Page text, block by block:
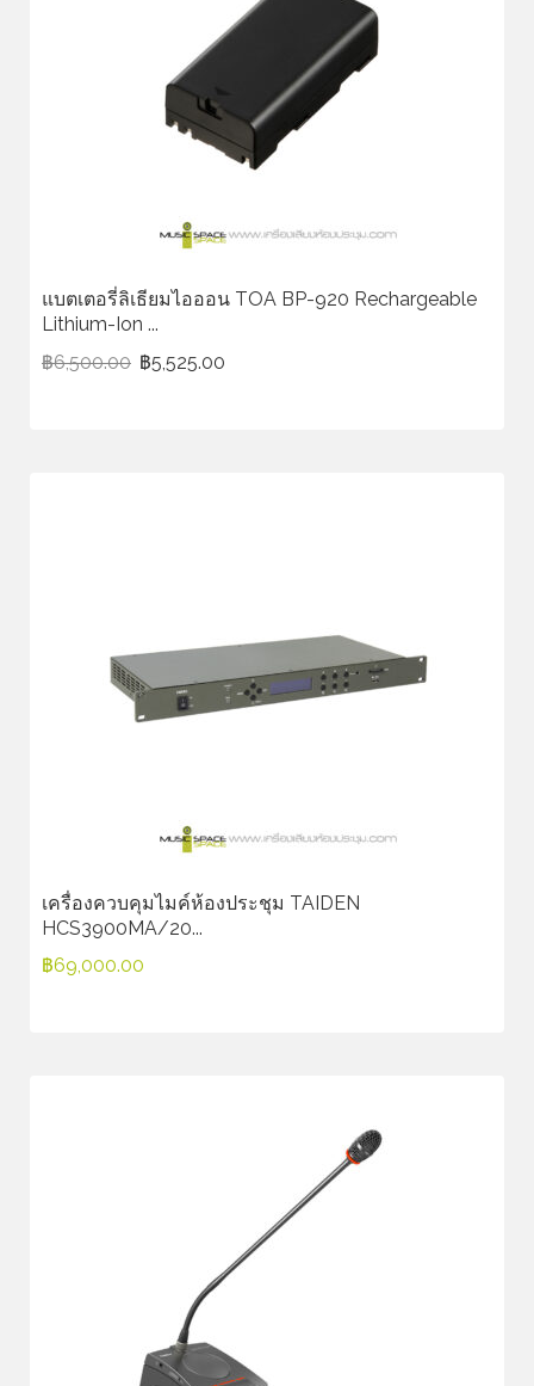
แบตเตอรี่ลิเธียมไอออน TOA BP-920 Rechargeable
Lithium-Ion ...
฿6,500.00 ฿5,525.00
เครื่องควบคุมไมค์ห้องประชุม TAIDEN
HCS3900MA/20...
฿69,000.00